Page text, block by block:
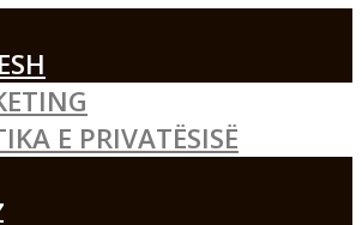
E PRIVATËSISË